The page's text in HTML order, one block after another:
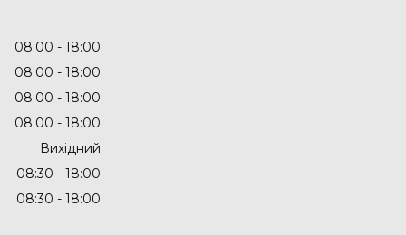
08:00
18:00
08:00
18:00
08:00
18:00
08:00
18:00
Вихідний
08:30
18:00
08:30
18:00